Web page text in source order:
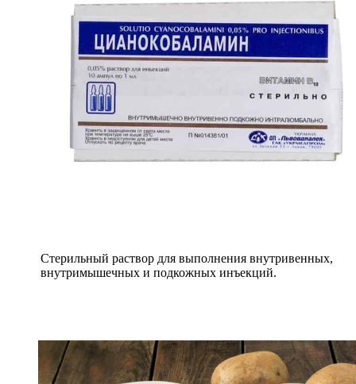
Стерильный раствор для выполнения внутривенных,
внутримышечных и подкожных инъекций.